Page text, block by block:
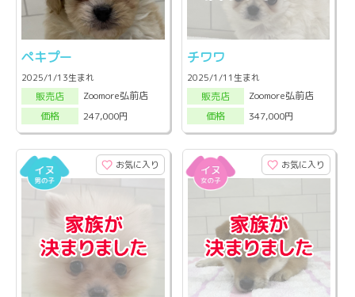
ペキプー
2025/1/13生まれ
販売店
Zoomore弘前店
価格
247,000円
チワワ
2025/1/11生まれ
販売店
Zoomore弘前店
価格
347,000円
お気に入り お気に入り